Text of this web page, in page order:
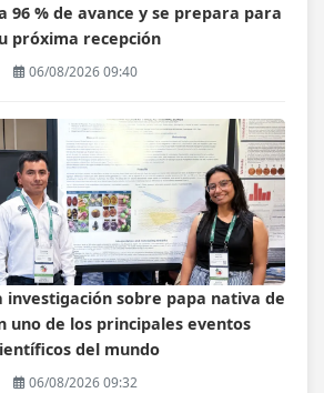
96 % de avance y se prepara para
próxima recepción
06/08/2026 09:40
investigación sobre papa nativa de
uno de los principales eventos
del mundo
06/08/2026 09:32